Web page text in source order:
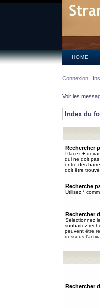
HOME
Connexion
Voir les
Index du
Rechercher
Placez +
qui ne doit
entre des
doit être
Recherche
Utilisez *
Rechercher
Sélectionnez
souhaitez
peuvent être
dessous
Rechercher